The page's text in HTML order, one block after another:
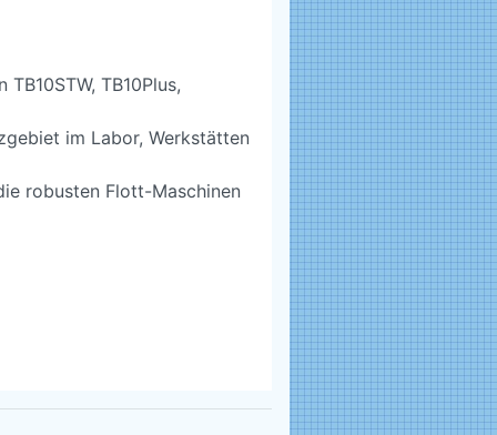
TB10Plus,
im Labor, Werkstätten
robusten Flott-Maschinen